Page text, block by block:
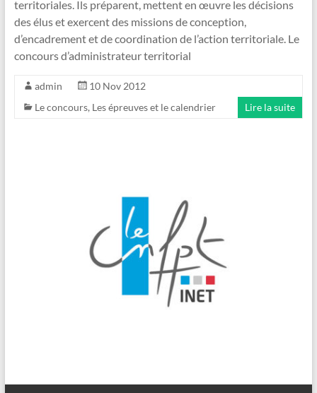
territoriales. Ils préparent, mettent en œuvre les décisions
des élus et exercent des missions de conception,
d’encadrement et de coordination de l’action territoriale. Le
concours d’administrateur territorial
admin
10 Nov 2012
Le concours, Les épreuves et le calendrier Lire la suite